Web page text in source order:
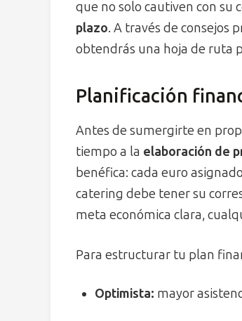
que no solo cautiven con su
plazo. A través de consejos
obtendrás una hoja de ruta
Planificación
Antes de sumergirte en
tiempo a la elaboración de
benéfica: cada euro
catering debe tener su
meta económica clara,
Para estructurar tu plan
Optimista: mayor